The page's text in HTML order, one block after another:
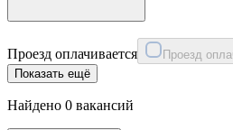
Проезд оплачивается Проезд
Показать ещё
Найдено 0 вакансий